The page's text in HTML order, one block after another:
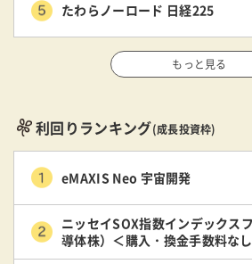
たわらノーロード 日経225
もっと見る
利回りランキング(成長投資枠)
eMAXIS Neo 宇宙開発
ニッセイSOX指数インデックス
導体株）＜購入・換金手数料な